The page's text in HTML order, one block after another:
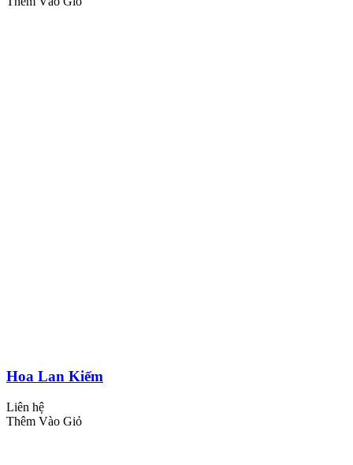
Hoa Lan Kiếm
Liên hệ
Thêm Vào Giỏ